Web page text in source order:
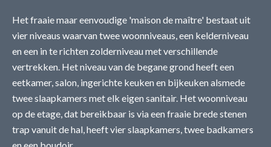
Het fraaie maar eenvoudige 'maison de maître' bestaat uit
vier niveaus waarvan twee woonniveaus, een kelderniveau
en een in te richten zolderniveau met verschillende
vertrekken. Het niveau van de begane grond heeft een
eetkamer, salon, ingerichte keuken en bijkeuken alsmede
twee slaapkamers met elk eigen sanitair. Het woonniveau
op de etage, dat bereikbaar is via een fraaie brede stenen
trap vanuit de hal, heeft vier slaapkamers, twee badkamers